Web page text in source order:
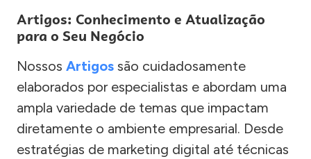
Artigos: Conhecimento e Atualização
para o Seu Negócio
Nossos Artigos são cuidadosamente
elaborados por especialistas e abordam uma
ampla variedade de temas que impactam
diretamente o ambiente empresarial. Desde
estratégias de marketing digital até técnicas